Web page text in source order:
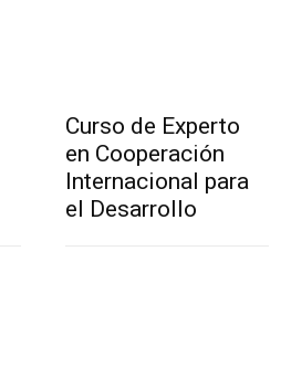
Curso de Experto
en Cooperación
Internacional para
el Desarrollo